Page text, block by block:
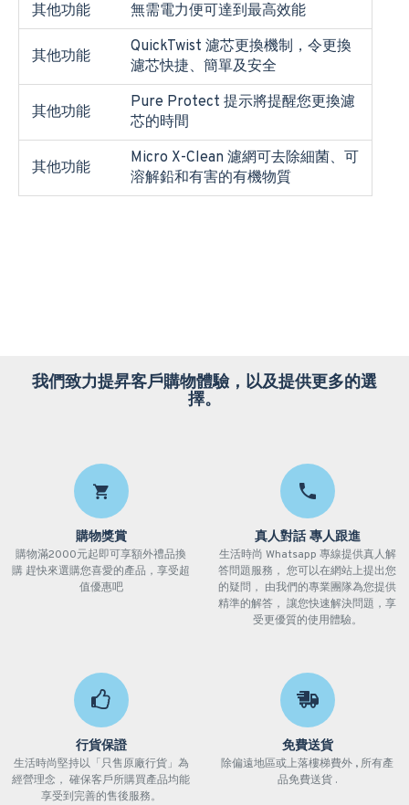
其他功能
無需電力便可達到最高效能
其他功能
QuickTwist 濾芯更換機制，令更換
濾芯快捷、簡單及安全
其他功能
Pure Protect 提示將提醒您更換濾
芯的時間
其他功能
Micro X-Clean 濾網可去除細菌、可
溶解鉛和有害的有機物質
我們致力提昇客戶購物體驗，以及提供更多的選
擇。
購物獎賞
購物滿2000元起即可享額外禮品換
購 趕快來選購您喜愛的產品，享受超
值優惠吧
真人對話 專人跟進
生活時尚 Whatsapp 專線提供真人解
答問題服務， 您可以在網站上提出您
的疑問， 由我們的專業團隊為您提供
精準的解答， 讓您快速解決問題，享
受更優質的使用體驗。
行貨保證
生活時尚堅持以「只售原廠行貨」為
經營理念， 確保客戶所購買產品均能
享受到完善的售後服務。
免費送貨
除偏遠地區或上落樓梯費外 , 所有產
品免費送貨 .